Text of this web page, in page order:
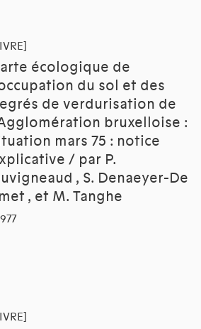
écologique de
du sol et des
de verdurisation de
bruxelloise :
mars 75 : notice
/ par P.
, S. Denaeyer-De
, et M. Tanghe